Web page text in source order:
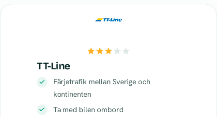
TT-Line
Färjetrafik mellan Sverige och
kontinenten
Ta med bilen ombord